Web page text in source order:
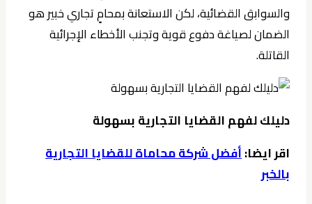
والسوابق القضائية، لكن الاستعانة بمحامٍ تجاري خبير هو
الضمان لصياغة دفوع قوية وتجنب الأخطاء الإجرائية
القاتلة.
دليلك لفهم القضايا التجارية بسهولة
اقر ايضا:أفضل شركة محاماة للقضايا التجارية
بالخبر